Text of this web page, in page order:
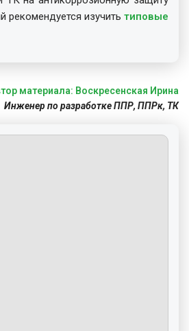
рекомендуется изучить типовые
материала: Воскресенская Ирина
Инженер по разработке ППР, ППРк, ТК